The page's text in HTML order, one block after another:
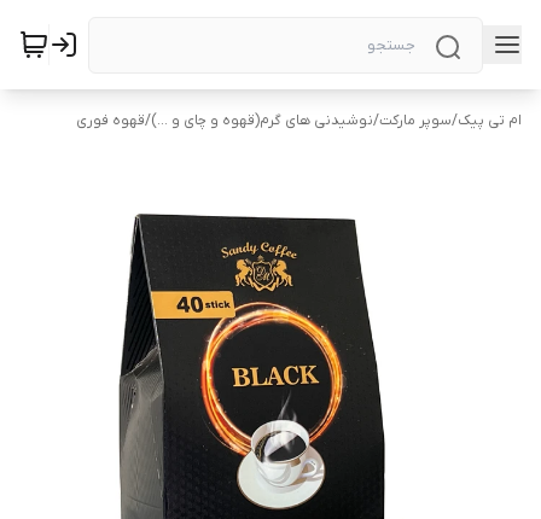
ام تی پیک/سوپر مارکت/نوشیدنی های گرم(قهوه و چای و ...)/قهوه فوری